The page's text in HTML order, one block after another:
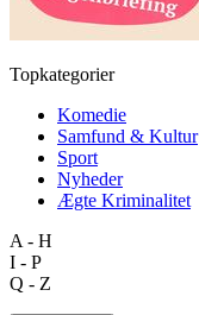
Topkategorier
Komedie
Samfund & Kultur
Sport
Nyheder
Ægte Kriminalitet
A - H
I - P
Q - Z